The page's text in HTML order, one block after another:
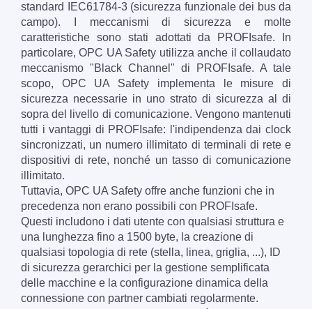
standard IEC61784-3 (sicurezza funzionale dei bus da
campo). I meccanismi di sicurezza e molte
caratteristiche sono stati adottati da PROFIsafe. In
particolare, OPC UA Safety utilizza anche il collaudato
meccanismo "Black Channel" di PROFIsafe. A tale
scopo, OPC UA Safety implementa le misure di
sicurezza necessarie in uno strato di sicurezza al di
sopra del livello di comunicazione. Vengono mantenuti
tutti i vantaggi di PROFIsafe: l'indipendenza dai clock
sincronizzati, un numero illimitato di terminali di rete e
dispositivi di rete, nonché un tasso di comunicazione
illimitato.
Tuttavia, OPC UA Safety offre anche funzioni che in
precedenza non erano possibili con PROFIsafe.
Questi includono i dati utente con qualsiasi struttura e
una lunghezza fino a 1500 byte, la creazione di
qualsiasi topologia di rete (stella, linea, griglia, ...), ID
di sicurezza gerarchici per la gestione semplificata
delle macchine e la configurazione dinamica della
connessione con partner cambiati regolarmente.